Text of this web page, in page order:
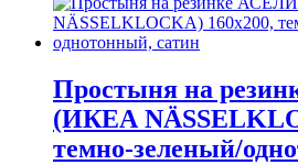
Простыня на
(ИКЕА
темно-зеленый/